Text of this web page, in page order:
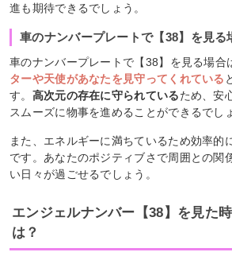
進も期待できるでしょう。
車のナンバープレートで【38】を見る
車のナンバープレートで【38】を見る場合
ターや天使があなたを見守ってくれている
す。 高次元の存在に守られているため、安
スムーズに物事を進めることができるでし
また、エネルギーに満ちているため効率的
です。あなたのポジティブさで周囲との関
い日々が過ごせるでしょう。
エンジェルナンバー【38】を見た
は？